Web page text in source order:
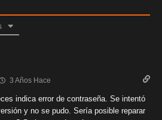
3 Años Hace
indica error de contraseña. Se intentó
y no se pudo. Sería posible reparar